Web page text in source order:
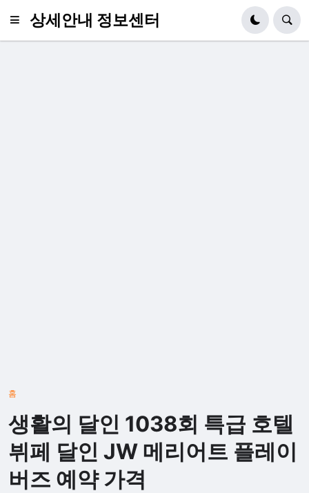
상세안내 정보센터
홈
생활의 달인 1038회 특급 호텔
뷔페 달인 JW 메리어트 플레이
버즈 예약 가격